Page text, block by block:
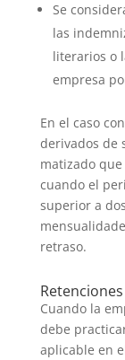
Se
las
literarios o
empresa
En el caso
derivados de
matizado
cuando el
superior a
retraso.
Cuando la
debe
aplicable en